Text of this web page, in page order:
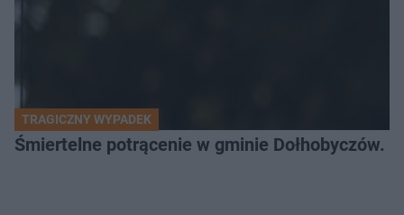
TRAGICZNY WYPADEK
Śmiertelne potrącenie w gminie Dołhobyczów.